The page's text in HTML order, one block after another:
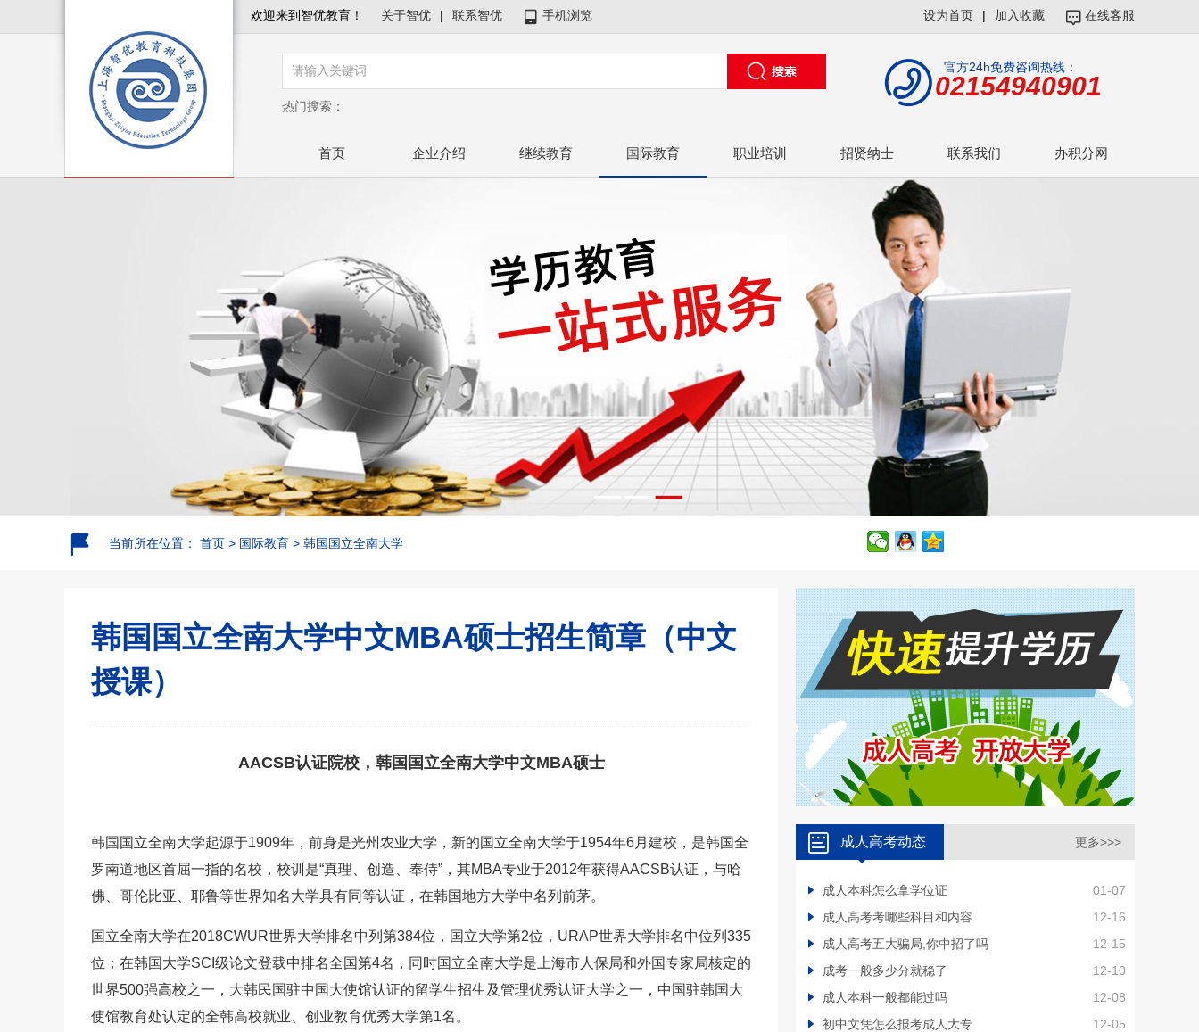
欢迎来到智优教育！ 关于智优 | 联系智优 手机浏览 在线客服
设为首页 | 加入收藏
热门搜索：
官方24h免费咨询热线：
02154940901
首页 企业介绍 继续教育 国际教育 职业培训 招贤纳士 联系我们 办积分网
当前所在位置： 首页 > 国际教育 > 韩国国立全南大学
韩国国立全南大学中文MBA硕士招生简章（中文
授课）
AACSB认证院校，韩国国立全南大学中文MBA硕士
韩国国立全南大学起源于1909年，前身是光州农业大学，新的国立全南大学于1954年6月建校，是韩国全
罗南道地区首屈一指的名校，校训是“真理、创造、奉侍”，其MBA专业于2012年获得AACSB认证，与哈
佛、哥伦比亚、耶鲁等世界知名大学具有同等认证，在韩国地方大学中名列前茅。
国立全南大学在2018CWUR世界大学排名中列第384位，国立大学第2位，URAP世界大学排名中位列335
位；在韩国大学SCI级论文登载中排名全国第4名，同时国立全南大学是上海市人保局和外国专家局核定的
世界500强高校之一，大韩民国驻中国大使馆认证的留学生招生及管理优秀认证大学之一，中国驻韩国大
使馆教育处认定的全韩高校就业、创业教育优秀大学第1名。
成人高考动态 更多>>>
01-07
成人本科怎么拿学位证
12-16
成人高考考哪些科目和内容
12-15
成人高考五大骗局,你中招了吗
12-10
成考一般多少分就稳了
12-08
成人本科一般都能过吗
12-05
初中文凭怎么报考成人大专